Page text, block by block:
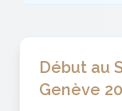
Début au
Genève